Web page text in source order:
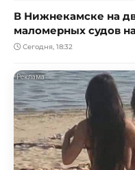
В Нижнекамске на
маломерных судов
Сегодня, 18:32